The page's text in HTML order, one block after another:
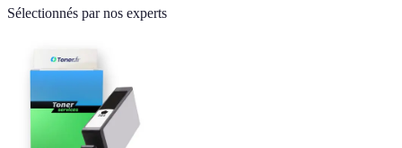
Sélectionnés par nos experts